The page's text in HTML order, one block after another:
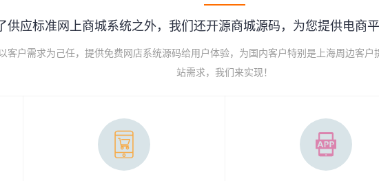
供应标准网上商城系统之外，我们还开源商城源码，为您提供电商
客户需求为己任，提供免费网店系统源码给用户体验，为国内客户特别是上海周边客
站需求，我们来实现！